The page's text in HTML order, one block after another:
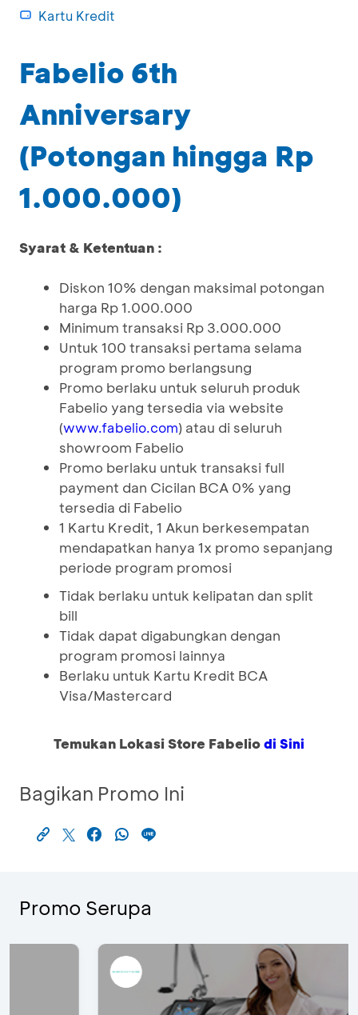
Kartu Kredit
Fabelio 6th
Anniversary
(Potongan hingga Rp
1.000.000)
Syarat & Ketentuan :
Diskon 10% dengan maksimal potongan
harga Rp 1.000.000
Minimum transaksi Rp 3.000.000
Untuk 100 transaksi pertama selama
program promo berlangsung
Promo berlaku untuk seluruh produk
Fabelio yang tersedia via website
(www.fabelio.com) atau di seluruh
showroom Fabelio
Promo berlaku untuk transaksi full
payment dan Cicilan BCA 0% yang
tersedia di Fabelio
1 Kartu Kredit, 1 Akun berkesempatan
mendapatkan hanya 1x promo sepanjang
periode program promosi
Tidak berlaku untuk kelipatan dan split
bill
Tidak dapat digabungkan dengan
program promosi lainnya
Berlaku untuk Kartu Kredit BCA
Visa/Mastercard
Temukan Lokasi Store Fabeliodi Sini
Bagikan Promo Ini
Promo Serupa